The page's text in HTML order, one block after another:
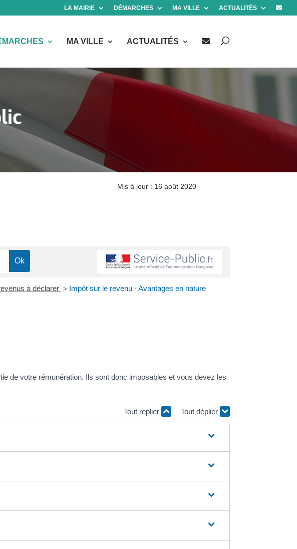
LA MAIRIE DÉMARCHES MA VILLE ACTUALITÉS
MA VILLE ACTUALITÉS
Mis à jour : 16 août 2020
à déclarer > Impôt sur le revenu - Avantages en nature
de votre rémunération. Ils sont donc imposables et vous devez les
Tout replier Tout déplier